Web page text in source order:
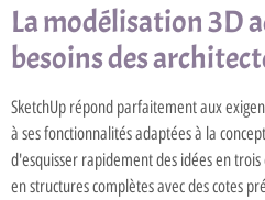
La modélisation 3D
besoins des
SketchUp répond parfaitement aux
à ses fonctionnalités adaptées à la
d'esquisser rapidement des idées en
en structures complètes avec des cotes